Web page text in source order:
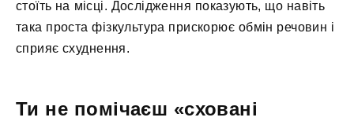
стоїть на місці. Дослідження показують, що навіть
така проста фізкультура прискорює обмін речовин і
сприяє схуднення.
Ти не помічаєш «сховані